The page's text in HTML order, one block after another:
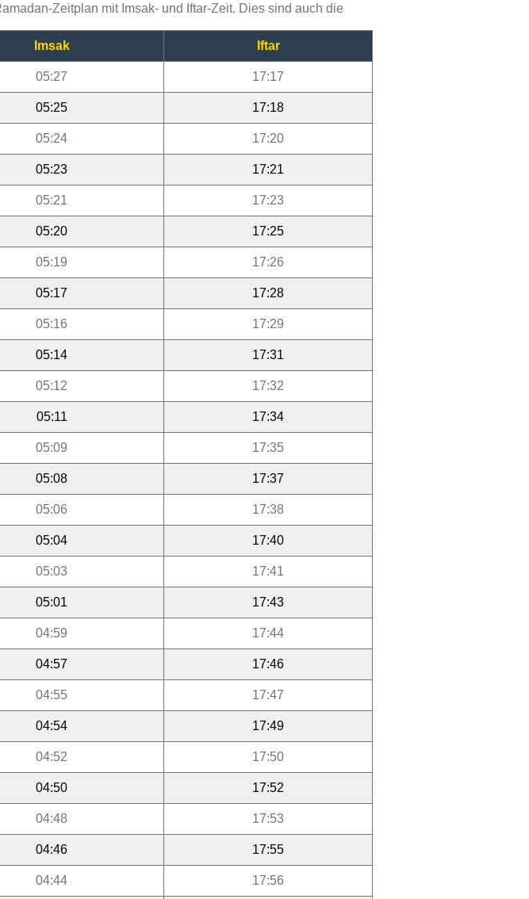
Zeitplan mit Imsak- und Iftar-Zeit. Dies sind auch die
Imsak Iftar
05:27 17:17
05:25 17:18
05:24 17:20
05:23 17:21
05:21 17:23
05:20 17:25
05:19 17:26
05:17 17:28
05:16 17:29
05:14 17:31
05:12 17:32
05:11 17:34
05:09 17:35
05:08 17:37
05:06 17:38
05:04 17:40
05:03 17:41
05:01 17:43
04:59 17:44
04:57 17:46
04:55 17:47
04:54 17:49
04:52 17:50
04:50 17:52
04:48 17:53
04:46 17:55
04:44 17:56